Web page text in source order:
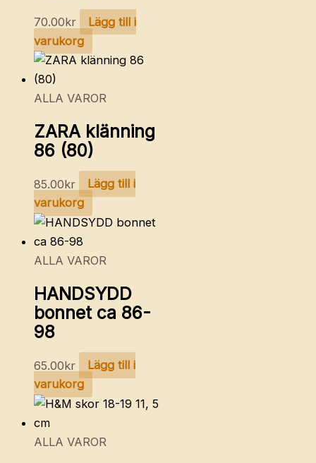
70.00kr
Lägg till i
varukorg
ALLA VAROR
ZARA klänning
86 (80)
85.00kr
Lägg till i
varukorg
ALLA VAROR
HANDSYDD
bonnet ca 86-
98
65.00kr
Lägg till i
varukorg
ALLA VAROR